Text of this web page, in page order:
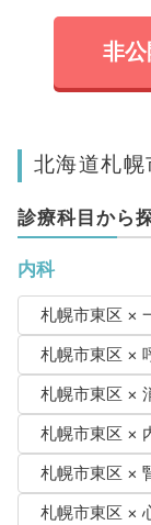
非
北海道札
診療科目から
内科
札幌市東区 ×
札幌市東区 ×
札幌市東区 ×
札幌市東区 ×
札幌市東区 ×
札幌市東区 ×